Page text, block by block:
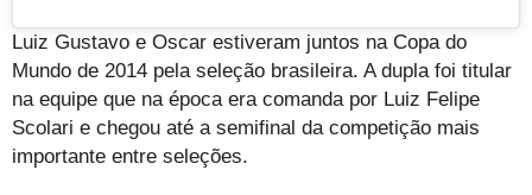
Luiz Gustavo e Oscar estiveram juntos na Copa do
Mundo de 2014 pela seleção brasileira. A dupla foi titular
na equipe que na época era comanda por Luiz Felipe
Scolari e chegou até a semifinal da competição mais
importante entre seleções.